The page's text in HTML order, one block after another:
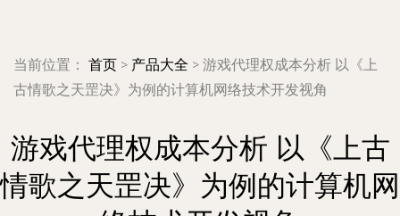
当前位置： 首页 > 产品大全 > 游戏代理权成本分析 以《上
古情歌之天罡决》为例的计算机网络技术开发视角
游戏代理权成本分析 以《上古
情歌之天罡决》为例的计算机网